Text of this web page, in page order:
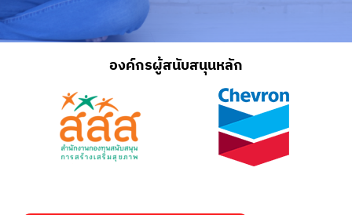
องค์กรผู้สนับสนุนหลัก